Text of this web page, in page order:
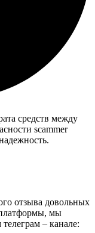
средств между
scammer
отзыва довольных
мы
– канале: